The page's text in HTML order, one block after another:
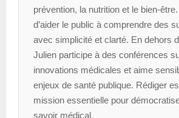
prévention, la nutrition et le bien-
d’aider le public à comprendre des
avec simplicité et clarté. En dehors
Julien participe à des conférences
innovations médicales et aime
enjeux de santé publique. Rédiger
mission essentielle pour
savoir médical.